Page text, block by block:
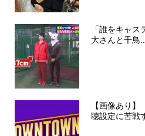
「誰をキャ
大さんと千鳥
【画像あり
聴設定に苦戦